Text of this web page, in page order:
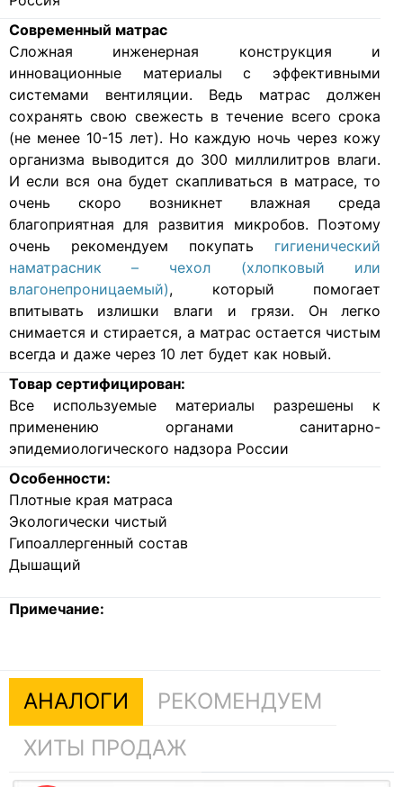
Современный матрас
Cложная инженерная конструкция и
инновационные материалы с эффективными
системами вентиляции. Ведь матрас должен
сохранять свою свежесть в течение всего срока
(не менее 10-15 лет). Но каждую ночь через кожу
организма выводится до 300 миллилитров влаги.
И если вся она будет скапливаться в матрасе, то
очень скоро возникнет влажная среда
благоприятная для развития микробов. Поэтому
очень рекомендуем покупать гигиенический
наматрасник – чехол (хлопковый или
влагонепроницаемый), который помогает
впитывать излишки влаги и грязи. Он легко
снимается и стирается, а матрас остается чистым
всегда и даже через 10 лет будет как новый.
Товар сертифицирован:
Все используемые материалы разрешены к
применению органами санитарно-
эпидемиологического надзора России
Особенности:
Плотные края матраса
Экологически чистый
Гипоаллергенный состав
Дышащий
Примечание:
АНАЛОГИ
РЕКОМЕНДУЕМ
ХИТЫ ПРОДАЖ